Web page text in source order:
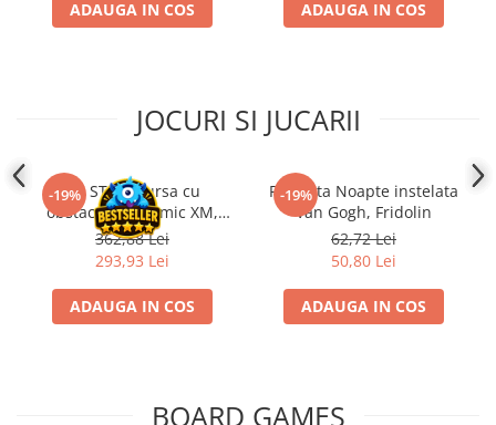
Hello Kitty - Produse Oficiale
Trading Card Games
Yu-Gi-Oh!
Yu Gi Oh
Pokemon TCG
Accesorii TCG
Digimon Card Game
ADAUGA IN COS ADAUGA IN COS
JOCURI SI JUCARII
-19%Kit STEM Cursa cu
obstacole Dynamic XM,
Fischertechnik
362,88 Lei
293,93 Lei
ADAUGA IN COS
-19%
Flasneta Noapte instelata
Van Gogh, Fridolin
62,72 Lei
50,80 Lei
ADAUGA IN COS
BOARD GAMES